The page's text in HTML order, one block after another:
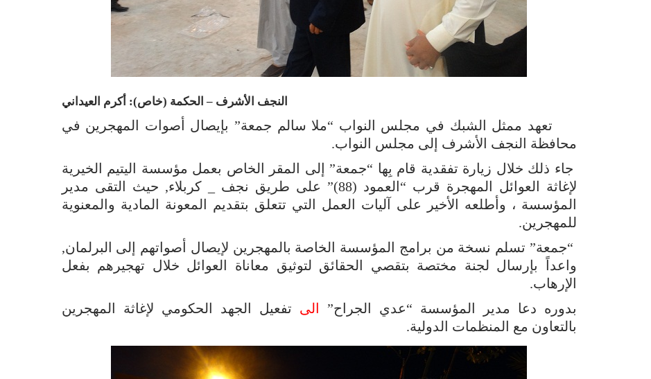
النجف الأشرف – الحكمة (خاص): أكرم العيداني
تعهد ممثل الشبك في مجلس النواب “ملا سالم جمعة” بإيصال أصوات المهجرين في
محافظة النجف الأشرف إلى مجلس النواب.
جاء ذلك خلال زيارة تفقدية قام بِها “جمعة” إلى المقر الخاص بعمل مؤسسة اليتيم الخيرية
لإغاثة العوائل المهجرة قرب “العمود (88)” على طريق نجف _ كربلاء, حيث التقى مدير
المؤسسة ، وأطلعه الأخير على آليات العمل التي تتعلق بتقديم المعونة المادية والمعنوية
للمهجرين.
“جمعة” تسلم نسخة من برامج المؤسسة الخاصة بالمهجرين لإيصال أصواتهم إلى البرلمان,
واعداً بإرسال لجنة مختصة بتقصي الحقائق لتوثيق معاناة العوائل خلال تهجيرهم بفعل
الإرهاب.
بدوره دعا مدير المؤسسة “عدي الجراح”
الى تفعيل الجهد الحكومي لإغاثة المهجرين
بالتعاون مع المنظمات الدولية.